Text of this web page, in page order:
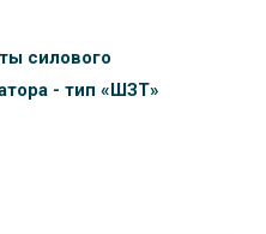
силового
- тип «ШЗТ»